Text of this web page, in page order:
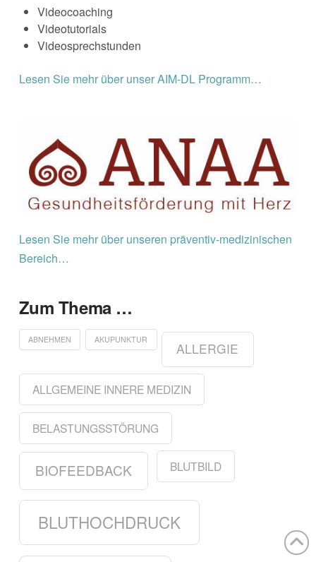
Videocoaching
Videotutorials
Videosprechstunden
Lesen Sie mehr über unser AIM-DL Programm…
Lesen Sie mehr über unseren präventiv-medizinischen
Bereich…
Zum Thema …
ABNEHMEN AKUPUNKTUR
ALLERGIE
ALLGEMEINE INNERE MEDIZIN
BELASTUNGSSTÖRUNG
BIOFEEDBACK BLUTBILD
BLUTHOCHDRUCK